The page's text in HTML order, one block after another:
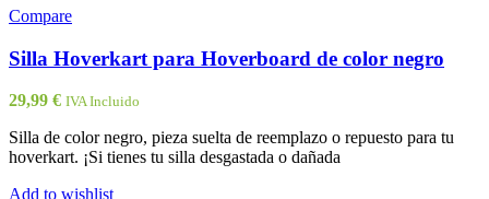
Compare
Silla Hoverkart para Hoverboard de color negro
29,99 € IVA Incluido
Silla de color negro, pieza suelta de reemplazo o repuesto para tu
hoverkart. ¡Si tienes tu silla desgastada o dañada
Add to wishlist